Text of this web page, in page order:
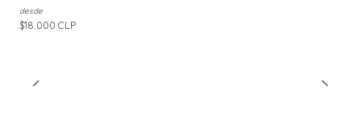
desde
$18.000 CLP